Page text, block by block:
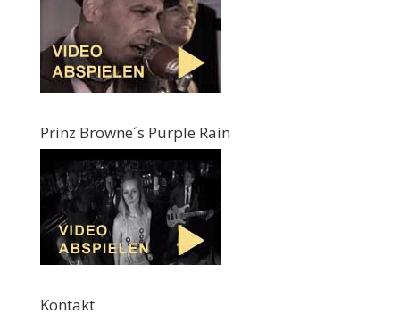
Prinz Browne´s Purple Rain
Kontakt